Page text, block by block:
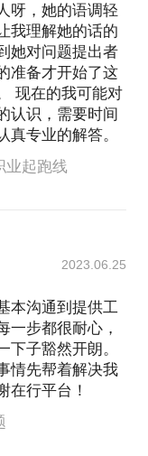
呀，她的语调轻
我理解她的话的
她对问题提出者
准备才开始了这
现在的我可能对
认识，需要时间
专业的解答。
业起跑线
2023.06.25
本沟通到提供工
一步都很耐心，
子豁然开朗。
情先帮着解决我
在行平台！